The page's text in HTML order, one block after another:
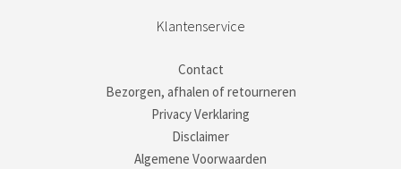
Klantenservice
Contact
Bezorgen, afhalen of retourneren
Privacy Verklaring
Disclaimer
Algemene Voorwaarden